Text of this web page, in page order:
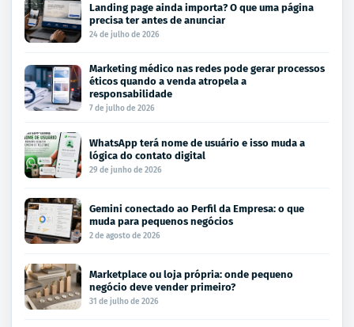
Landing page ainda importa? O que uma página
precisa ter antes de anunciar
24 de julho de 2026
Marketing médico nas redes pode gerar processos
éticos quando a venda atropela a
responsabilidade
7 de julho de 2026
WhatsApp terá nome de usuário e isso muda a
lógica do contato digital
29 de junho de 2026
Gemini conectado ao Perfil da Empresa: o que
muda para pequenos negócios
2 de agosto de 2026
Marketplace ou loja própria: onde pequeno
negócio deve vender primeiro?
31 de julho de 2026